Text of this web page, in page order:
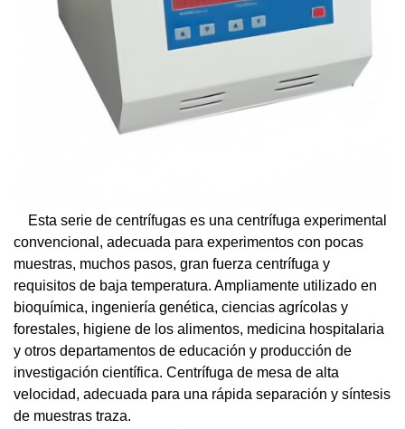
Esta serie de centrífugas es una centrífuga experimental
convencional, adecuada para experimentos con pocas
muestras, muchos pasos, gran fuerza centrífuga y
requisitos de baja temperatura. Ampliamente utilizado en
bioquímica, ingeniería genética, ciencias agrícolas y
forestales, higiene de los alimentos, medicina hospitalaria
y otros departamentos de educación y producción de
investigación científica. Centrífuga de mesa de alta
velocidad, adecuada para una rápida separación y síntesis
de muestras traza.